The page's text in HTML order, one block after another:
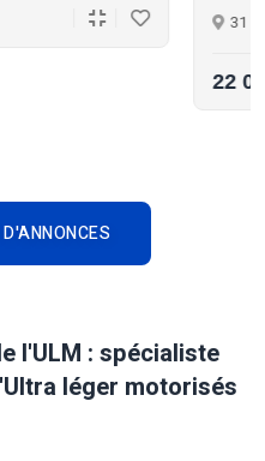
24/06/2026
l'ULM : spécialiste
léger motorisés